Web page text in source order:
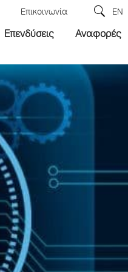
Επικοινωνία EN
Επενδύσεις Αναφορές